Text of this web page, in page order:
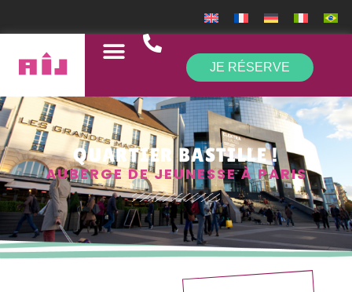
JE RÉSERVE
QUARTIER BASTILLE !
AUBERGE DE JEUNESSE À PARIS